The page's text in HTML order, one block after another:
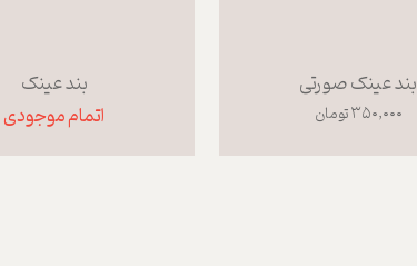
بند عینک صورتی
۳۵۰,۰۰۰ تومان
بند عینک
اتمام موجودی